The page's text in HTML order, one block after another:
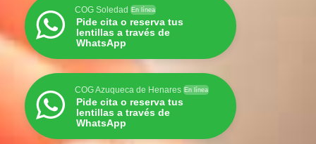
COG Soledad En línea
Pide cita o reserva tus
lentillas a través de
WhatsApp
COG Azuqueca de Henares En línea
Pide cita o reserva tus
lentillas a través de
WhatsApp